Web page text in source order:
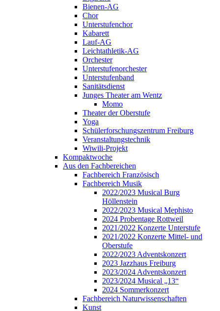
Bienen-AG
Chor
Unterstufenchor
Kabarett
Lauf-AG
Leichtathletik-AG
Orchester
Unterstufenorchester
Unterstufenband
Sanitätsdienst
Junges Theater am Wentz
Momo
Theater der Oberstufe
Yoga
Schülerforschungszentrum Freiburg
Veranstaltungstechnik
Wiwili-Projekt
Kompaktwoche
Aus den Fachbereichen
Fachbereich Französisch
Fachbereich Musik
2022/2023 Musical Burg
Höllenstein
2022/2023 Musical Mephisto
2024 Probentage Rottweil
2021/2022 Konzerte Unterstufe
2021/2022 Konzerte Mittel- und
Oberstufe
2022/2023 Adventskonzert
2023 Jazzhaus Freiburg
2023/2024 Adventskonzert
2023/2024 Musical „13“
2024 Sommerkonzert
Fachbereich Naturwissenschaften
Kunst